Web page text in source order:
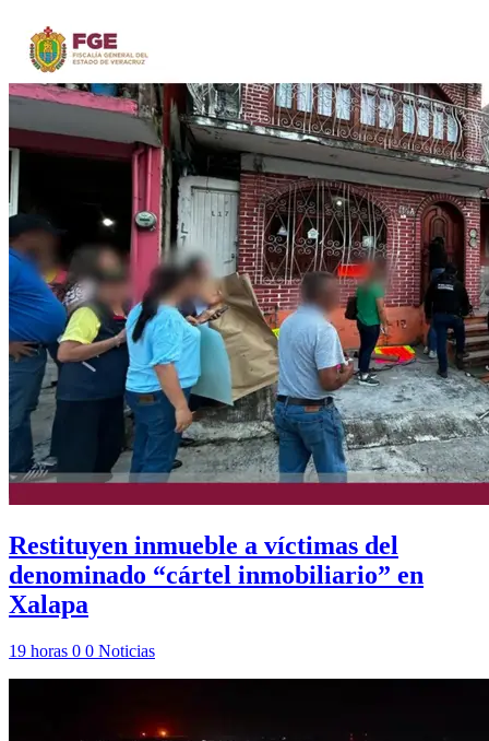
Restituyen inmueble a víctimas del
denominado “cártel inmobiliario” en
Xalapa
19 horas 0 0 Noticias